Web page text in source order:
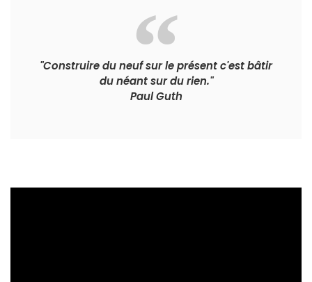
"Construire du neuf sur le présent c'est bâtir
du néant sur du rien."
Paul Guth